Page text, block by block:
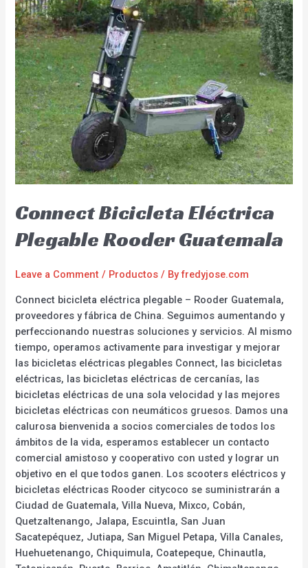
Connect Bicicleta Eléctrica
Plegable Rooder Guatemala
Leave a Comment / Productos / Byfredyjose.com
Connect bicicleta eléctrica plegable – Rooder Guatemala,
proveedores y fábrica de China. Seguimos aumentando y
perfeccionando nuestras soluciones y servicios. Al mismo
tiempo, operamos activamente para investigar y mejorar
las bicicletas eléctricas plegables Connect, las bicicletas
eléctricas, las bicicletas eléctricas de cercanías, las
bicicletas eléctricas de una sola velocidad y las mejores
bicicletas eléctricas con neumáticos gruesos. Damos una
calurosa bienvenida a socios comerciales de todos los
ámbitos de la vida, esperamos establecer un contacto
comercial amistoso y cooperativo con usted y lograr un
objetivo en el que todos ganen. Los scooters eléctricos y
bicicletas eléctricas Rooder citycoco se suministrarán a
Ciudad de Guatemala, Villa Nueva, Mixco, Cobán,
Quetzaltenango, Jalapa, Escuintla, San Juan
Sacatepéquez, Jutiapa, San Miguel Petapa, Villa Canales,
Huehuetenango, Chiquimula, Coatepeque, Chinautla,